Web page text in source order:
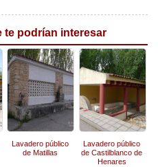
te podrían interesar
Lavadero público
de Matillas
Lavadero público
de Castilblanco de
Henares